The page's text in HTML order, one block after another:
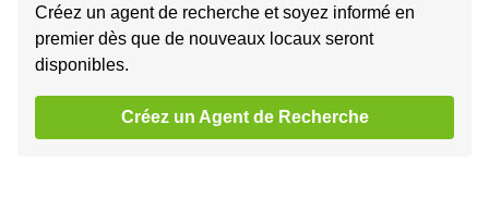
Créez un agent de recherche et soyez informé en
premier dès que de nouveaux locaux seront
disponibles.
Créez un Agent de Recherche